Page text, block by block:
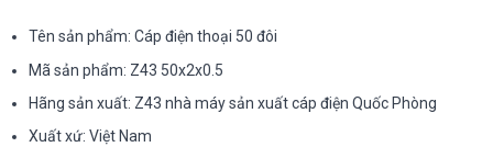
Tên sản phẩm: Cáp điện thoại 50 đôi
Mã sản phẩm: Z43 50x2x0.5
Hãng sản xuất: Z43 nhà máy sản xuất cáp điện Quốc Phòng
Xuất xứ: Việt Nam